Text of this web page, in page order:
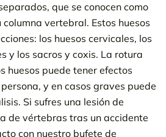
que se conocen como
vertebral. Estos huesos
los huesos cervicales, los
y los sacros y coxis. La rotura
huesos puede tener efectos
y en casos graves puede
Si sufres una lesión de
de vértebras tras un accidente
con nuestro bufete de